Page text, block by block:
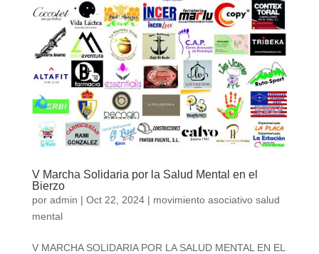
V Marcha Solidaria por la Salud Mental en el
Bierzo
por admin | Oct 22, 2024| movimiento asociativo salud
mental
V MARCHA SOLIDARIA POR LA SALUD MENTAL EN EL